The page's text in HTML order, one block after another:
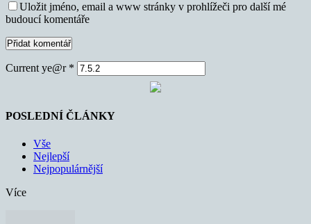
Uložit jméno, email a www stránky v prohlížeči pro další mé
budoucí komentáře
Current ye@r *
POSLEDNÍ ČLÁNKY
Vše
Nejlepší
Nejpopulárnější
Více